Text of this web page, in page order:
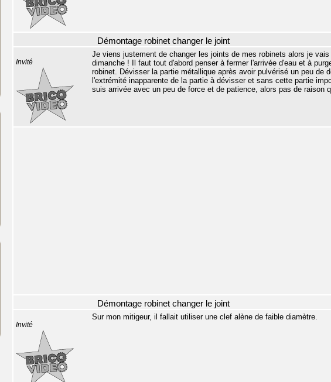
Démontage robinet changer le joint
Invité
Je viens justement de changer les joints de mes robinets alors je
dimanche ! Il faut tout d'abord penser à fermer l'arrivée d'eau et à
robinet. Dévisser la partie métallique après avoir pulvérisé un peu de
l'extrémité inapparente de la partie à dévisser et sans cette partie
suis arrivée avec un peu de force et de patience, alors pas de raison
Démontage robinet changer le joint
Invité
Sur mon mitigeur, il fallait utiliser une clef alène de faible diamètre.